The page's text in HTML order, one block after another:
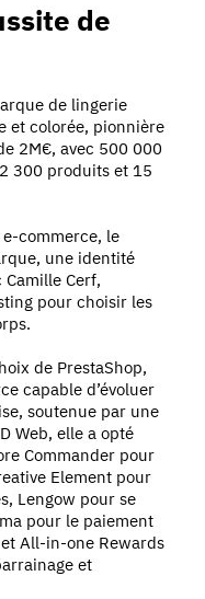
de
de lingerie
et colorée, pionnière
2M€, avec 500 000
300 produits et 15
commerce, le
une identité
Cerf,
pour choisir les
de PrestaShop,
capable d’évoluer
soutenue par une
Web, elle a opté
Commander pour
Element pour
Lengow pour se
pour le paiement
All-in-one Rewards
et